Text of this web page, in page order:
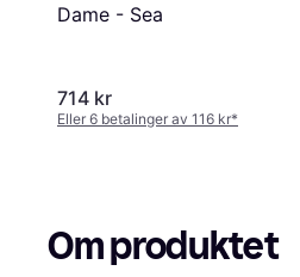
Dame - Sea
714 kr
Eller 6 betalinger av 116 kr*
Om produktet